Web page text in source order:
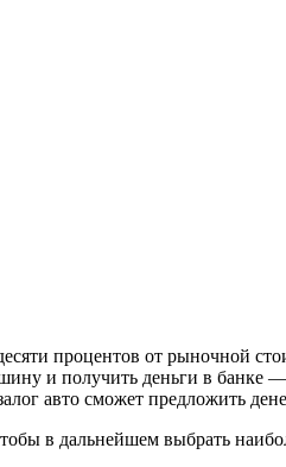
процентов от рыночной
и получить деньги в
авто сможет предложить
в дальнейшем выбрать